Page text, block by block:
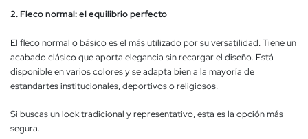
2. Fleco normal: el equilibrio perfecto
El fleco normal o básico es el más utilizado por su versatilidad. Tiene un
acabado clásico que aporta elegancia sin recargar el diseño. Está
disponible en varios colores y se adapta bien a la mayoría de
estandartes institucionales, deportivos o religiosos.
Si buscas un look tradicional y representativo, esta es la opción más
segura.